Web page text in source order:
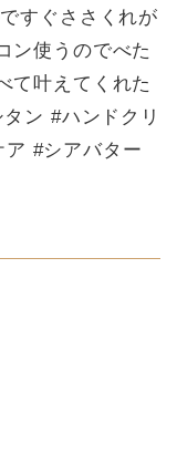
すぐささくれが
ン使うのでべた
て叶えてくれた
ン #ハンドクリ
#シアバター